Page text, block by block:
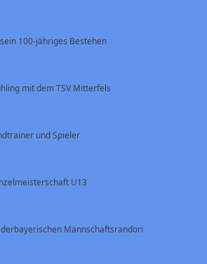
100-jähriges Bestehen
mit dem TSV Mitterfels
und Spieler
U13
Mannschaftsrandori